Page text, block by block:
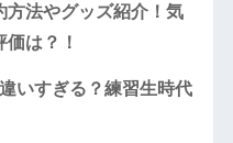
方法やグッズ紹介！気
は？！
いすぎる？練習生時代